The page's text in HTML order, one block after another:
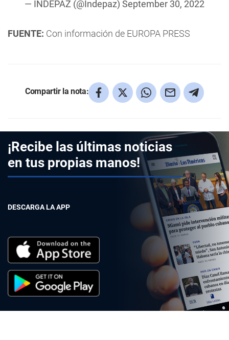
— INDEPAZ (@Indepaz) September 30, 2022
FUENTE: Con información de EUROPA PRESS
Compartir la nota:
¡Recibe las últimas noticias
en tus propias manos!
DESCARGA LA APP